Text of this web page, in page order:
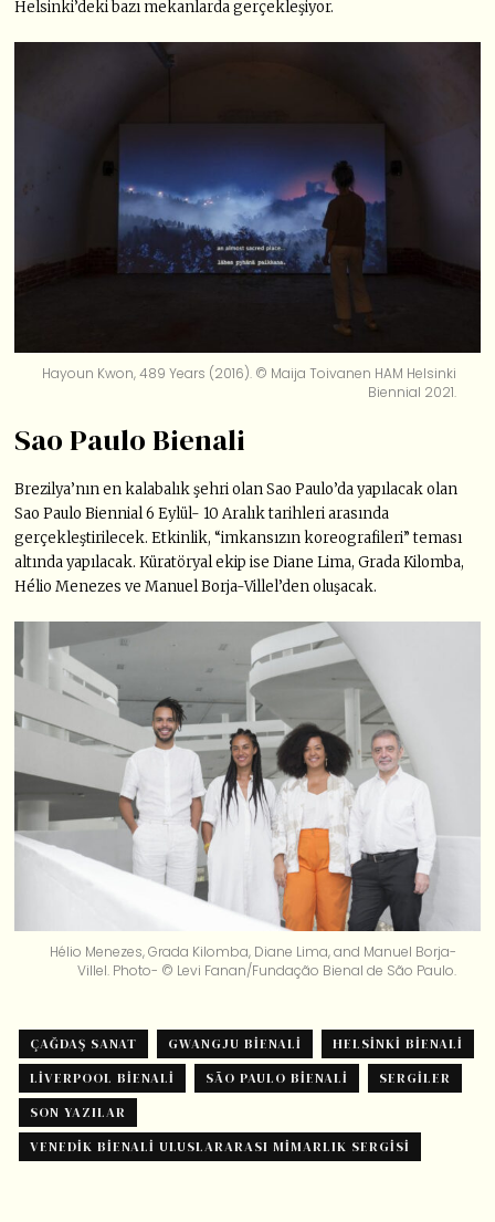
Helsinki’deki bazı mekanlarda gerçekleşiyor.
Hayoun Kwon, 489 Years (2016). © Maija Toivanen HAM Helsinki
Biennial 2021.
Sao Paulo Bienali
Brezilya’nın en kalabalık şehri olan Sao Paulo’da yapılacak olan
Sao Paulo Biennial 6 Eylül- 10 Aralık tarihleri arasında
gerçekleştirilecek. Etkinlik, “imkansızın koreografileri” teması
altında yapılacak. Küratöryal ekip ise Diane Lima, Grada Kilomba,
Hélio Menezes ve Manuel Borja-Villel’den oluşacak.
Hélio Menezes, Grada Kilomba, Diane Lima, and Manuel Borja-
Villel. Photo- © Levi Fanan/Fundação Bienal de São Paulo.
ÇAĞDAŞ SANAT GWANGJU BIENALI
HELSINKI BIENALI
LIVERPOOL BIENALI
SÃO PAULO BIENALI
SERGILER
SON YAZILAR
VENEDIK BIENALI ULUSLARARASI MIMARLIK SERGISI